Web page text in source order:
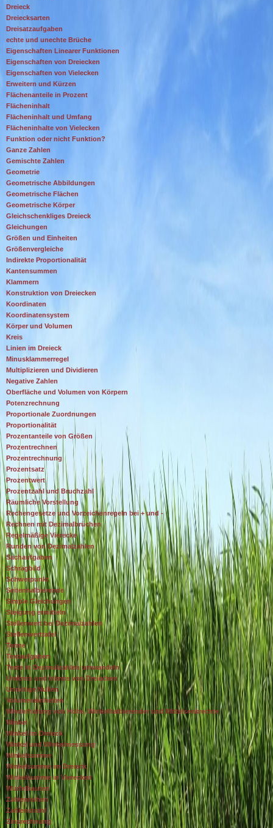
Dreieck
Dreiecksarten
Dreisatzaufgaben
echte und unechte Brüche
Eigenschaften Linearer Funktionen
Eigenschaften von Dreiecken
Eigenschaften von Vielecken
Erweitern und Kürzen
Flächenanteile in Prozent
Flächeninhalt
Flächeninhalt und Umfang
Flächeninhalte von Vielecken
Funktion oder nicht Funktion?
Ganze Zahlen
Gemischte Zahlen
Geometrie
Geometrische Abbildungen
Geometrische Flächen
Geometrische Körper
Gleichschenkliges Dreieck
Gleichungen
Größen und Einheiten
Größenvergleiche
Indirekte Proportionalität
Kantensummen
Klammern
Konstruktion von Dreiecken
Koordinaten
Koordinatensystem
Körper und Volumen
Kreis
Linien im Dreieck
Minusklammerregel
Multiplizieren und Dividieren
Negative Zahlen
Oberfläche und Volumen von Körpern
Potenzrechnung
Proportionale Zuordnungen
Proportionalität
Prozentanteile von Größen
Prozentrechnen
Prozentrechnung
Prozentsatz
Prozentwert
Prozentzahl und Bruchzahl
Räumliche Vorstellung
Rechengesetze und Vorzeichenregeln bei + und -
Rechnen mit Dezimalbrüchen
Regelmäßige Vierecke
Runden von Dezimalzahlen
Sachaufgaben
Schrägbild
Schwerpunkt
Seitenhalbierende
Simple Gleichungen
Steigung ermitteln
Stellenwert bei Dezimalzahlen
Stellenwerttafel
Terme
Textaufgaben
Texte in Dezimalzahlen umwandeln
Umkreis und Inkreis von Dreiecken
Unnötige Nullen
Volumeneinheiten
Wiederholung von Höhe, Winkelhalbierender und Mittelsenkrechte
Winkel
Winkel im Dreieck
Winkel und Winkelmessung
Winkelsumme
Winkelsumme im Dreieck
Winkelsumme in Vierecken
Würfelbauten
Zahlenreihen
Zahlenstrahl
Zinsrechnung